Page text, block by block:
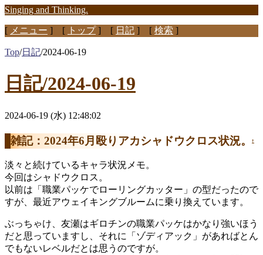
Singing and Thinking.
[ メニュー ] [ トップ] [ 日記 ] [ 検索 ]
Top/日記/2024-06-19
日記/2024-06-19
2024-06-19 (水) 12:48:02
雑記：2024年6月殴りアカシャドウクロス状況。 †
淡々と続けているキャラ状況メモ。
今回はシャドウクロス。
以前は「職業パッケでローリングカッター」の型だったので
すが、最近アウェイキングブルームに乗り換えています。
ぶっちゃけ、友瀬はギロチンの職業パッケはかなり強いほう
だと思っていますし、それに「ゾディアック」があればとん
でもないレベルだとは思うのですが。